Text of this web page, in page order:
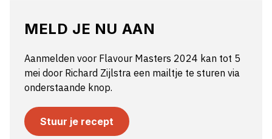
MELD JE NU AAN
Aanmelden voor Flavour Masters 2024 kan tot 5
mei door Richard Zijlstra een mailtje te sturen via
onderstaande knop.
Stuur je recept